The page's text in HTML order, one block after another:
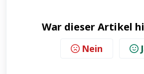
War dieser Artikel
Nein